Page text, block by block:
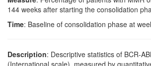
144 weeks after starting the consolidation
Time: Baseline of consolidation phase at
Description: Descriptive statistics of BCR-
(International scale), measured by